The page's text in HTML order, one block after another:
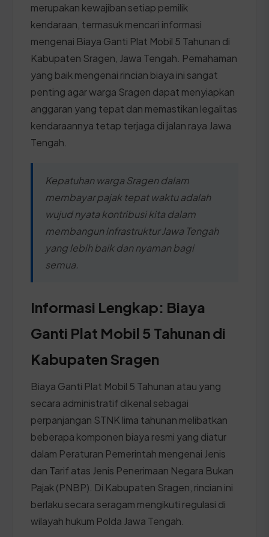
merupakan kewajiban setiap pemilik
kendaraan, termasuk mencari informasi
mengenai Biaya Ganti Plat Mobil 5 Tahunan di
Kabupaten Sragen, Jawa Tengah. Pemahaman
yang baik mengenai rincian biaya ini sangat
penting agar warga Sragen dapat menyiapkan
anggaran yang tepat dan memastikan legalitas
kendaraannya tetap terjaga di jalan raya Jawa
Tengah.
Kepatuhan warga Sragen dalam
membayar pajak tepat waktu adalah
wujud nyata kontribusi kita dalam
membangun infrastruktur Jawa Tengah
yang lebih baik dan nyaman bagi
semua.
Informasi Lengkap: Biaya
Ganti Plat Mobil 5 Tahunan di
Kabupaten Sragen
Biaya Ganti Plat Mobil 5 Tahunan atau yang
secara administratif dikenal sebagai
perpanjangan STNK lima tahunan melibatkan
beberapa komponen biaya resmi yang diatur
dalam Peraturan Pemerintah mengenai Jenis
dan Tarif atas Jenis Penerimaan Negara Bukan
Pajak (PNBP). Di Kabupaten Sragen, rincian ini
berlaku secara seragam mengikuti regulasi di
wilayah hukum Polda Jawa Tengah.